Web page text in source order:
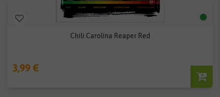
Chili Carolina Reaper Red
3,99 €